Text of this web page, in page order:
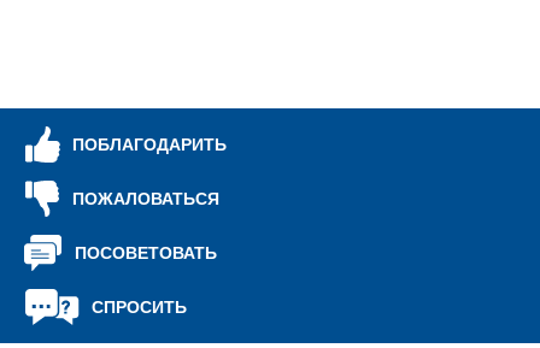
ПОБЛАГОДАРИТЬ
ПОЖАЛОВАТЬСЯ
ПОСОВЕТОВАТЬ
СПРОСИТЬ